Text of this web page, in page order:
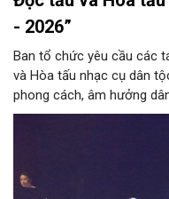
- 2026”
Ban tổ chức yêu cầu các
và Hòa tấu nhạc cụ dân
phong cách, âm hưởng
phối khí mới trên nền
Nam, đồng thời phải